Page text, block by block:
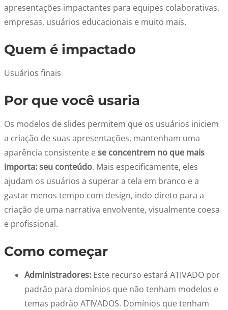
apresentações impactantes para equipes colaborativas,
empresas, usuários educacionais e muito mais.
Quem é impactado
Usuários finais
Por que você usaria
Os modelos de slides permitem que os usuários iniciem
a criação de suas apresentações, mantenham uma
aparência consistente ese concentrem no que mais
importa: seu conteúdo. Mais especificamente, eles
ajudam os usuários a superar a tela em branco e a
gastar menos tempo com design, indo direto para a
criação de uma narrativa envolvente, visualmente coesa
e profissional.
Como começar
Administradores: Este recurso estará ATIVADO por
padrão para domínios que não tenham modelos e
temas padrão ATIVADOS. Domínios que tenham